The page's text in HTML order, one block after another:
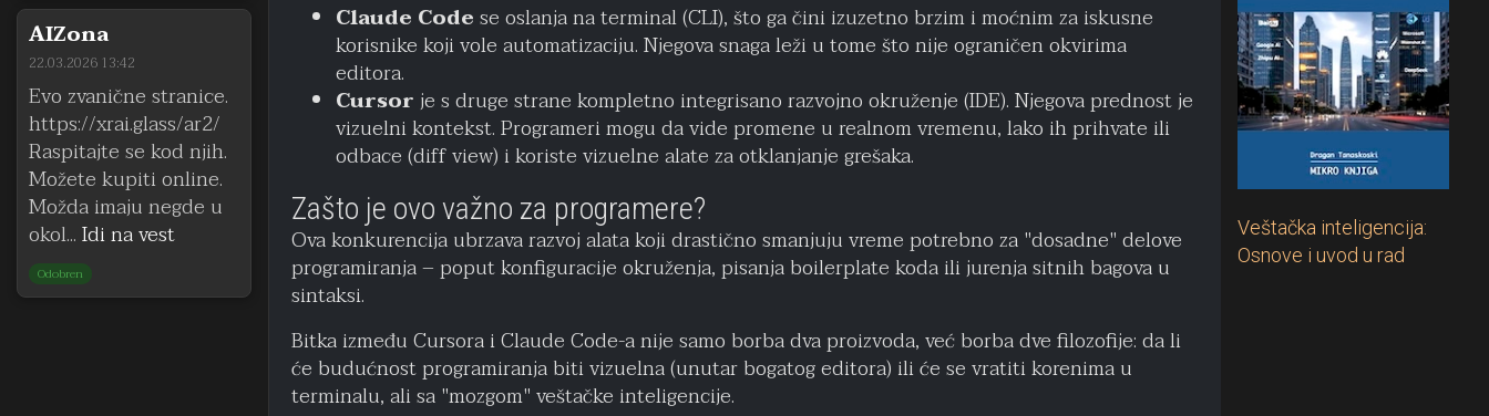
AIZona
22.03.2026 13:42
Evo zvanične stranice.
https://xrai.glass/ar2/
Raspitajte se kod njih.
Možete kupiti online.
Možda imaju negde u
okol...Idi na vest
Odobren
Claude Codese oslanja na terminal (CLI), što ga čini izuzetno brzim i moćnim za iskusne
korisnike koji vole automatizaciju. Njegova snaga leži u tome što nije ograničen okvirima
editora.
Cursorje s druge strane kompletno integrisano razvojno okruženje (IDE). Njegova prednost je
vizuelni kontekst. Programeri mogu da vide promene u realnom vremenu, lako ih prihvate ili
odbace (diff view) i koriste vizuelne alate za otklanjanje grešaka.
Zašto je ovo važno za programere?
Ova konkurencija ubrzava razvoj alata koji drastično smanjuju vreme potrebno za "dosadne" delove
programiranja – poput konfiguracije okruženja, pisanja boilerplate koda ili jurenja sitnih bagova u
sintaksi.
Bitka između Cursora i Claude Code-a nije samo borba dva proizvoda, već borba dve filozofije: da li
će budućnost programiranja biti vizuelna (unutar bogatog editora) ili će se vratiti korenima u
terminalu, ali sa "mozgom" veštačke inteligencije.
Veštačka inteligencija:
Osnove i uvod u rad